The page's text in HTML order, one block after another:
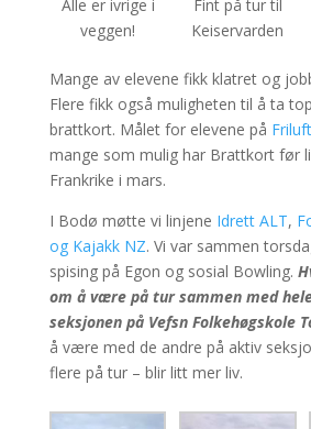
Alle er ivrige i
veggen!
Fint på tur til
Keiservarden
Mange av elevene fikk klatret og
Flere fikk også muligheten til å ta
brattkort. Målet for elevene på
mange som mulig har Brattkort før
Frankrike i mars.
I Bodø møtte vi linjene Idrett ALT,
og Kajakk NZ. Vi var sammen
spising på Egon og sosial Bowling.
om å være på tur sammen med
seksjonen på Vefsn Folkehøgskole
å være med de andre på aktiv
flere på tur – blir litt mer liv.